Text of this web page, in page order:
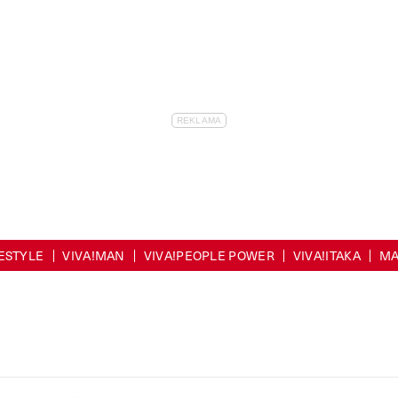
VIVA!MAN VIVA!PEOPLE POWER VIVA!ITAKA